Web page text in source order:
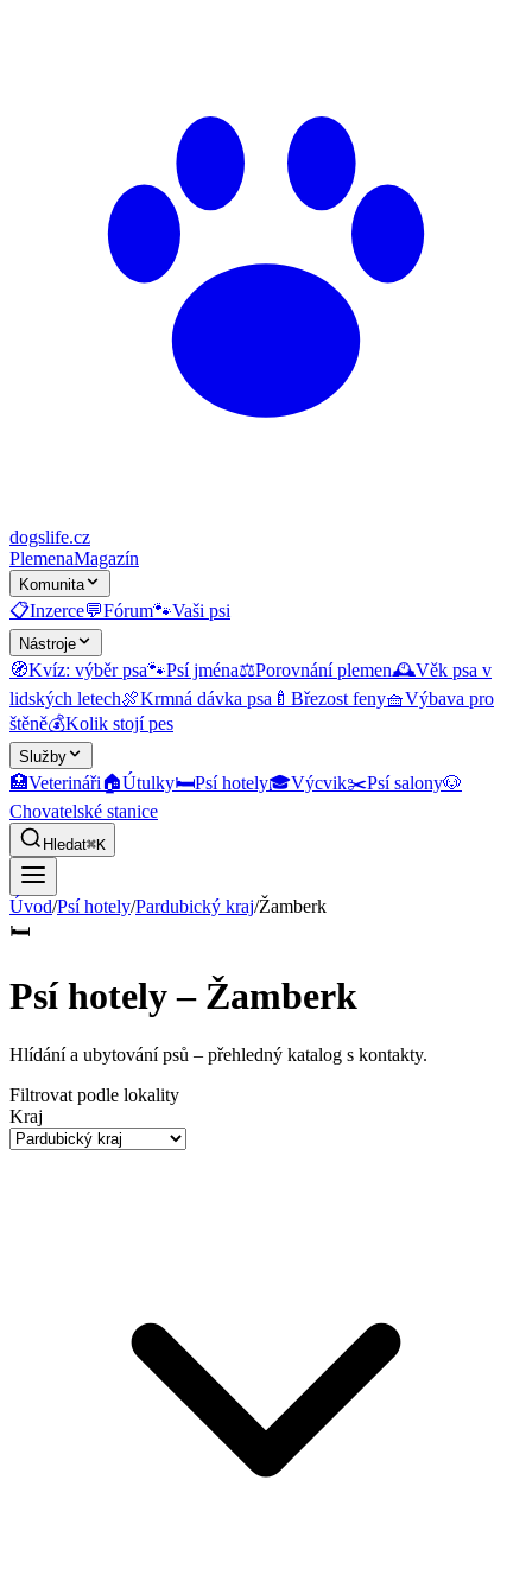
dogslife.cz
PlemenaMagazín
Komunita
📋Inzerce💬Fórum🐾Vaši psi
Nástroje
🧭Kvíz: výběr psa🐾Psí jména⚖️Porovnání plemen🕰️Věk psa v
lidských letech🍖Krmná dávka psa 🍼 Březost feny🧺Výbava pro
štěně💰Kolik stojí pes
Služby
🏥Veterináři🏠Útulky🛏️Psí hotely🎓Výcvik✂️Psí salony🐶
Chovatelské stanice
Hledat⌘K
Úvod/Psí hotely/Pardubický kraj/Žamberk
🛏️
Psí hotely – Žamberk
Hlídání a ubytování psů – přehledný katalog s kontakty.
Filtrovat podle lokality
Kraj